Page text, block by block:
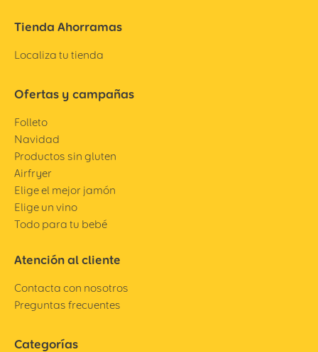
Tienda Ahorramas
Localiza tu tienda
Ofertas y campañas
Folleto
Navidad
Productos sin gluten
Airfryer
Elige el mejor jamón
Elige un vino
Todo para tu bebé
Atención al cliente
Contacta con nosotros
Preguntas frecuentes
Categorías